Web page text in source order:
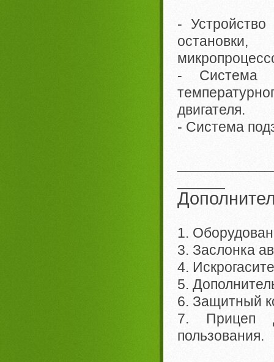
- Устройство
- Система
двигателя.
- Система
1.
3. Заслонка
4.
5.
6. Защитный
7. Прицеп
пользования.